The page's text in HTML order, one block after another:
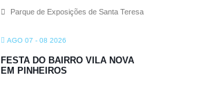
Parque de Exposições de Santa Teresa
AGO 07 - 08 2026
FESTA DO BAIRRO VILA NOVA
EM PINHEIROS